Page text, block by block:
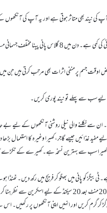
کی نیند بھی متاثر ہوتی ہے اور یہ آپ کی
جسمانی مسائل سے محفوظ رکھتا ہے۔
اوقت جسم پر منفی اثرات بھی مرتب کرتی ہیں
سب سے پہلے تو نیند پوری کریں۔
ان سے نکلنے والی نیلی روشنی آنکھوں کے لیے
غذائیں جیسے گاجر، کھیرا وغیرہ کا استعمال
سب سے بہترین نسخہ ہے۔ کھیرے کے
ٹی بیگز کو پانی میں بھگو کر فریج میں رکھ دیں۔
کر گرم کریں اور انہیں اپنی آنکھوں پر